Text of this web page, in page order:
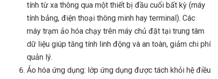
tính từ xa thông qua một thiết bị đầu cuối bất kỳ (máy
tính bảng, điện thoại thông minh hay terminal). Các
máy trạm ảo hóa chạy trên máy chủ đặt tại trung tâm
dữ liệu giúp tăng tính linh động và an toàn, giảm chi phí
quản lý.
Ảo hóa ứng dụng: lớp ứng dụng được tách khỏi hệ điều